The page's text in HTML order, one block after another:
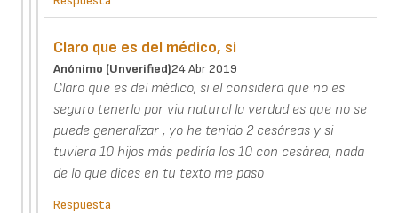
Claro que es del médico, si
Anónimo (unverified)24 Abr 2019
Claro que es del médico, si el considera que no es
seguro tenerlo por via natural la verdad es que no se
puede generalizar , yo he tenido 2 cesáreas y si
tuviera 10 hijos más pediría los 10 con cesárea, nada
de lo que dices en tu texto me paso
Respuesta